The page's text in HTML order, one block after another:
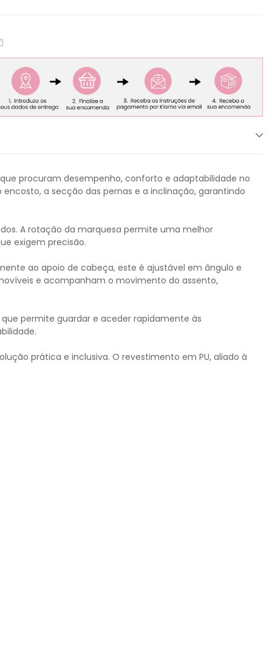
procuram desempenho, conforto e adaptabilidade no
a secção das pernas e a inclinação, garantindo
A rotação da marquesa permite uma melhor
exigem precisão.
ao apoio de cabeça, este é ajustável em ângulo e
e acompanham o movimento do assento,
permite guardar e aceder rapidamente às
prática e inclusiva. O revestimento em PU, aliado à